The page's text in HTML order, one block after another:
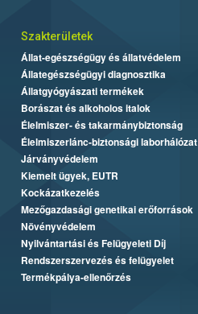
Szakterületek
Állat-egészségügy és állatvédelem
Állategészségügyi diagnosztika
Állatgyógyászati termékek
Borászat és alkoholos italok
Élelmiszer- és takarmánybiztonság
Élelmiszerlánc-biztonsági laborhálózat
Járványvédelem
Kiemelt ügyek, EUTR
Kockázatkezelés
Mezőgazdasági genetikai erőforrások
Növényvédelem
Nyilvántartási és Felügyeleti Díj
Rendszerszervezés és felügyelet
Termékpálya-ellenőrzés